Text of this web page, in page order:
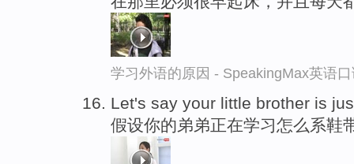
学习外语的原因 - SpeakingMax英语
Let's say your little brother is
假设你的弟弟正在学习怎么系鞋